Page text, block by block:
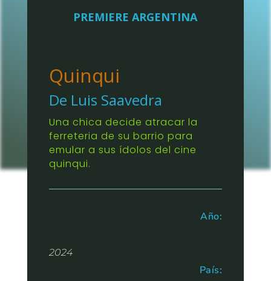
PREMIERE ARGENTINA
Quinqui
De Luis Saavedra
Una chica decide atracar la
ferreteria de su barrio para
emular a sus ídolos del cine
quinqui.
Año:
2024
País: